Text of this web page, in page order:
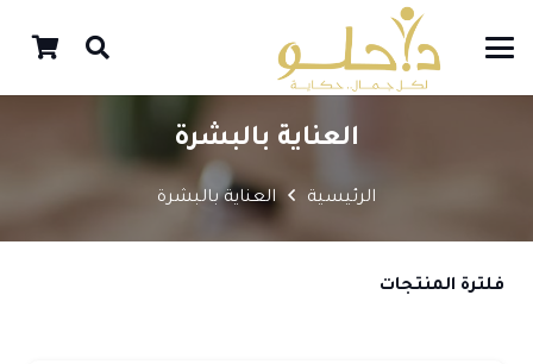
العناية بالبشرة
الرئيسية العناية بالبشرة
فلترة المنتجات